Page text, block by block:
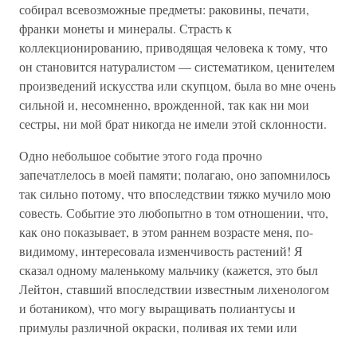
собирал всевозможные предметы: раковины, печати,
франки монеты и минералы. Страсть к
коллекционированию, приводящая человека к тому, что
он становится натуралистом — систематиком, ценителем
произведений искусства или скупцом, была во мне очень
сильной и, несомненно, врожденной, так как ни мои
сестры, ни мой брат никогда не имели этой склонности.
Одно небольшое событие этого года прочно
запечатлелось в моей памяти; полагаю, оно запомнилось
так сильно потому, что впоследствии тяжко мучило мою
совесть. Событие это любопытно в том отношении, что,
как оно показывает, в этом раннем возрасте меня, по-
видимому, интересовала изменчивость растений! Я
сказал одному маленькому мальчику (кажется, это был
Лейтон, ставший впоследствии известным лихенологом
и ботаником), что могу выращивать полиантусы и
примулы различной окраски, поливая их теми или